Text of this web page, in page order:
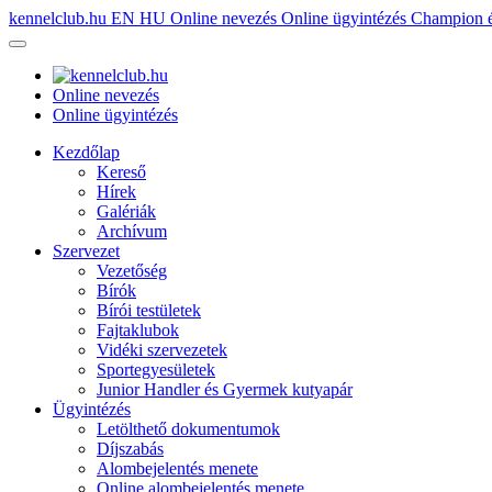
kennelclub.hu EN HU Online nevezés Online ügyintézés Champion
Online nevezés
Online ügyintézés
Kezdőlap
Kereső
Hírek
Galériák
Archívum
Szervezet
Vezetőség
Bírók
Bírói testületek
Fajtaklubok
Vidéki szervezetek
Sportegyesületek
Junior Handler és Gyermek kutyapár
Ügyintézés
Letölthető dokumentumok
Díjszabás
Alombejelentés menete
Online alombejelentés menete